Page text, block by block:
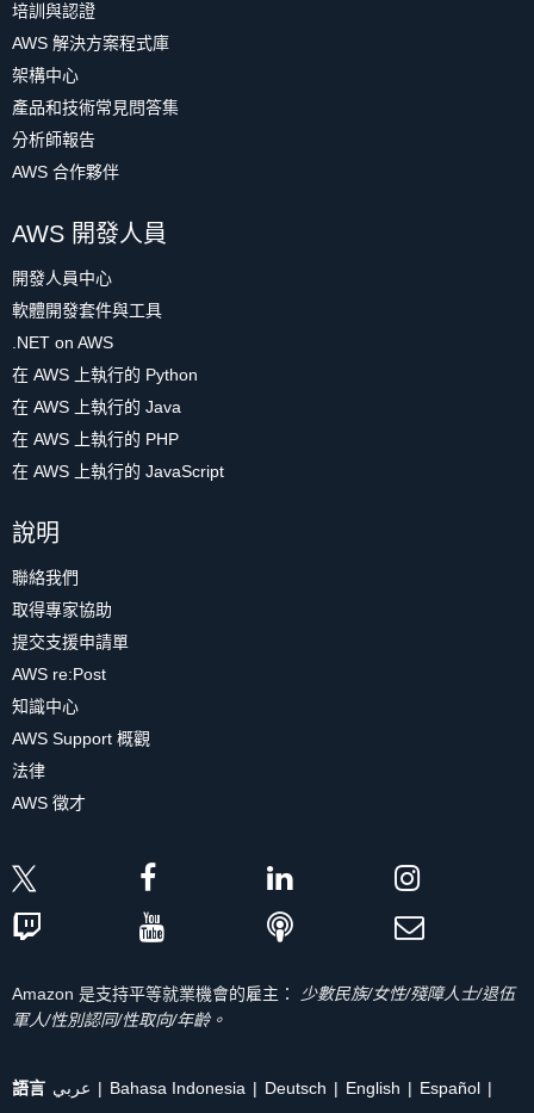
培訓與認證
AWS 解決方案程式庫
架構中心
產品和技術常見問答集
分析師報告
AWS 合作夥伴
AWS 開發人員
開發人員中心
軟體開發套件與工具
.NET on AWS
在 AWS 上執行的 Python
在 AWS 上執行的 Java
在 AWS 上執行的 PHP
在 AWS 上執行的 JavaScript
說明
聯絡我們
取得專家協助
提交支援申請單
AWS re:Post
知識中心
AWS Support 概觀
法律
AWS 徵才
Amazon 是支持平等就業機會的雇主：
少數民族/女性/殘障人士/退伍
軍人/性別認同/性取向/年齡。
語言 عربي Bahasa Indonesia Deutsch English
Español